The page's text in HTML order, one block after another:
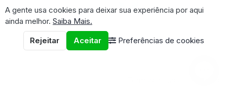
A gente usa cookies para deixar sua experiência por aqui
ainda melhor. Saiba Mais.
Rejeitar
Aceitar Preferências de cookies
Bonecas